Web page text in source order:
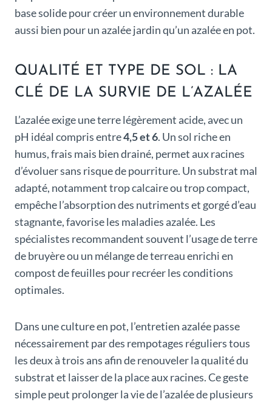
base solide pour créer un environnement durable
aussi bien pour un azalée jardin qu’un azalée en pot.
QUALITÉ ET TYPE DE SOL : LA
CLÉ DE LA SURVIE DE L’AZALÉE
L’azalée exige une terre légèrement acide, avec un
pH idéal compris entre4,5 et 6. Un sol riche en
humus, frais mais bien drainé, permet aux racines
d’évoluer sans risque de pourriture. Un substrat mal
adapté, notamment trop calcaire ou trop compact,
empêche l’absorption des nutriments et gorgé d’eau
stagnante, favorise les maladies azalée. Les
spécialistes recommandent souvent l’usage de terre
de bruyère ou un mélange de terreau enrichi en
compost de feuilles pour recréer les conditions
optimales.
Dans une culture en pot, l’entretien azalée passe
nécessairement par des rempotages réguliers tous
les deux à trois ans afin de renouveler la qualité du
substrat et laisser de la place aux racines. Ce geste
simple peut prolonger la vie de l’azalée de plusieurs